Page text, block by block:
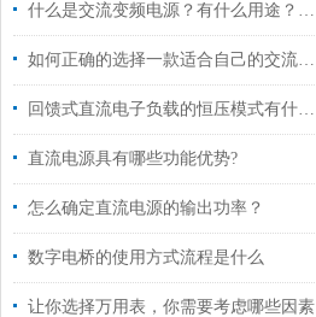
什么是交流变频电源？有什么用途？主要应用哪方面？
如何正确的选择一款适合自己的交流电源
回馈式直流电子负载的恒压模式有什么用途?
直流电源具有哪些功能优势?
怎么确定直流电源的输出功率？
数字电桥的使用方式流程是什么
让你选择万用表，你需要考虑哪些因素